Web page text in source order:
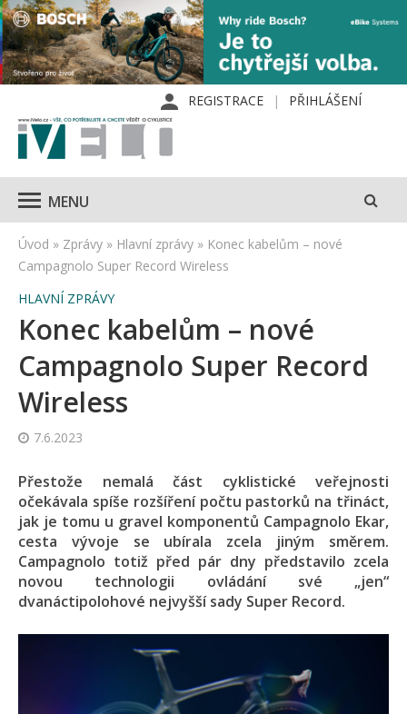
REGISTRACE PŘIHLÁŠENÍ
MENU
Úvod » Zprávy » Hlavní zprávy » Konec kabelům – nové
Campagnolo Super Record Wireless
HLAVNÍ ZPRÁVY
Konec kabelům – nové
Campagnolo Super Record
Wireless
7.6.2023
Přestože nemalá část cyklistické veřejnosti
očekávala spíše rozšíření počtu pastorků na třináct,
jak je tomu u gravel komponentů Campagnolo Ekar,
cesta vývoje se ubírala zcela jiným směrem.
Campagnolo totiž před pár dny představilo zcela
novou technologii ovládání své „jen“
dvanáctipolohové nejvyšší sady Super Record.